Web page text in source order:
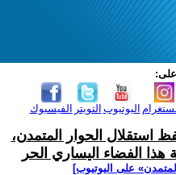
على:
الفيسبوك التويتر اليوتيوب
استقلال الحوار المتمدن،
الفضاء اليساري الحر
على اليوتيوب]